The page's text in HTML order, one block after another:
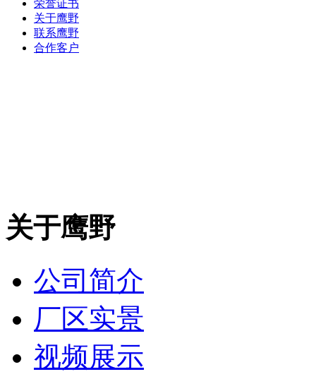
荣誉证书
关于鹰野
联系鹰野
合作客户
关于鹰野
公司简介
厂区实景
视频展示